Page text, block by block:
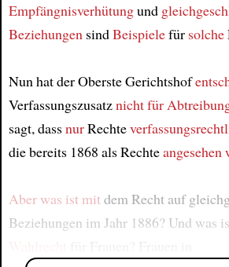
Empfängnisverhütungund
BeziehungensindBeispielefür solche
Nun hat der Oberste Gerichtshof
Verfassungszusatznicht für
sagt, dassnurRechte
die bereits 1868 als Rechteangesehen
Aber was ist mitdem Recht auf
Beziehungen im Jahr 1886? Und was